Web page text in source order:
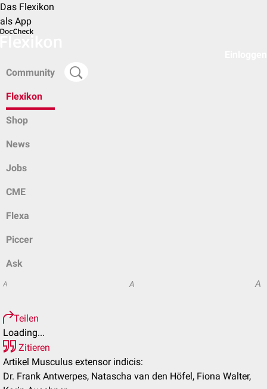
Das Flexikon
als App
Community
Flexikon
Shop
News
Jobs
CME
Flexa
Piccer
Ask
A A A
Teilen
Loading...
Zitieren
Artikel Musculus extensor indicis:
Dr. Frank Antwerpes, Natascha van den Höfel, Fiona Walter,